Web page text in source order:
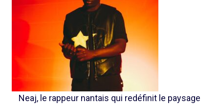
Neaj, le rappeur nantais qui redéfinit le paysage